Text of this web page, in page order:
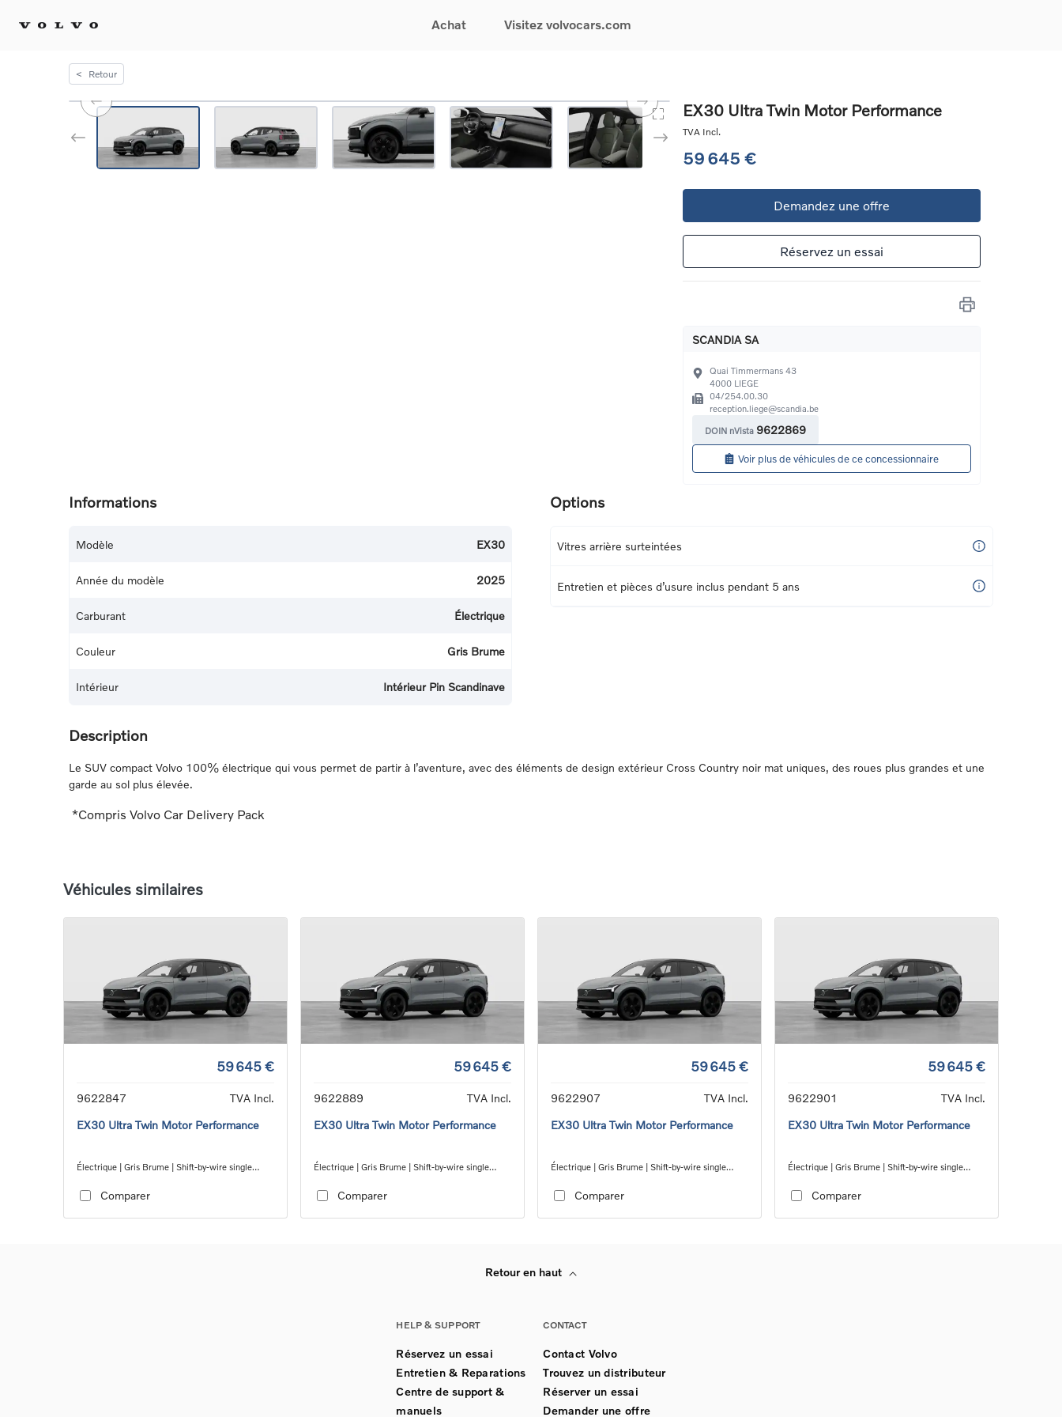
Achat
EX30
EX40
EC40
Voitures électriques
Voitures hybrides
rechargeables
Visitez volvocars.com
Configurez votre voiture
Offres du moment
Voitures d'occasion
Financement
Assurances
Réservez un essai
Entretien & Réparations
Reprise de votre voiture
< Retour
EX30 Ultra Twin Motor Performance
TVA Incl.
59 645 €
Demandez une offre
Réservez un essai
SCANDIA SA
Quai Timmermans 43
4000 LIEGE
04/254.00.30
reception.liege@scandia.be
DOIN nVista 9622869
Voir plus de véhicules de ce concessionnaire
Informations
Modèle EX30
Année du modèle 2025
Carburant Électrique
Couleur Gris Brume
Intérieur Intérieur Pin Scandinave
Options
Vitres arrière surteintées
Entretien et pièces d’usure inclus pendant 5 ans
Description
Le SUV compact Volvo 100% électrique qui vous permet de partir à l’aventure, avec des éléments de design extérieur Cross Country noir mat uniques, des roues plus grandes et une
garde au sol plus élevée.
*Compris Volvo Car Delivery Pack
Véhicules similaires
59 645 €
9622847
TVA Incl.
EX30 Ultra Twin Motor Performance
Électrique | Gris Brume | Shift-by-wire single
Comparer
59 645 €
9622889
TVA Incl.
EX30 Ultra Twin Motor Performance
Électrique | Gris Brume | Shift-by-wire single
Comparer
59 645 €
9622907
TVA Incl.
EX30 Ultra Twin Motor Performance
Électrique | Gris Brume | Shift-by-wire single
Comparer
59 645 €
9622901
TVA Incl.
EX30 Ultra Twin Motor Performance
Électrique | Gris Brume | Shift-by-wire single
Comparer
Retour en haut
HELP & SUPPORT
Réservez un essai
Entretien & Reparations
Centre de support &
manuels
CONTACT
Contact Volvo
Trouvez un distributeur
Réserver un essai
Demander une offre